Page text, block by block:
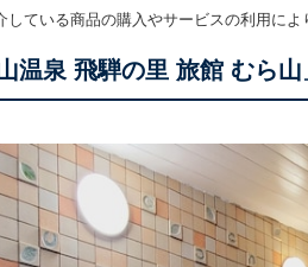
ている商品の購入やサービスの利用に
温泉 飛騨の里 旅館 むら